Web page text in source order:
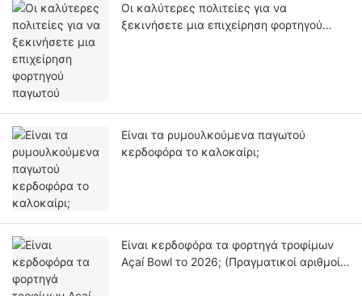
Οι καλύτερες πολιτείες για να
ξεκινήσετε μια επιχείρηση φορτηγού
Είναι τα ρυμουλκούμενα παγωτού
κερδοφόρα το καλοκαίρι;
Είναι κερδοφόρα τα φορτηγά τροφίμων
Açaí Bowl το 2026; (Πραγματικοί αριθμοί